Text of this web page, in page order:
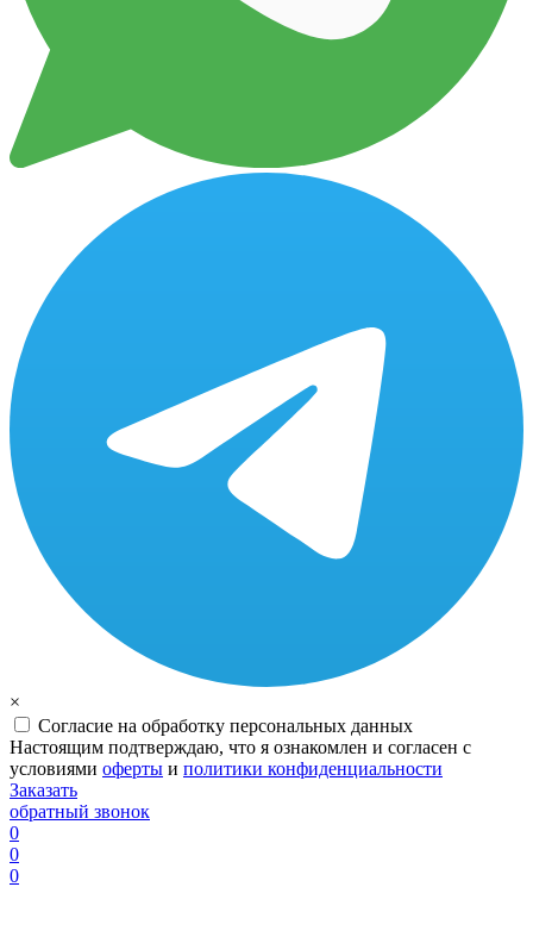
×
Согласие на обработку персональных данных
Настоящим подтверждаю, что я ознакомлен и согласен с
условиями оферты и политики конфиденциальности
Заказать
обратный звонок
0
0
0